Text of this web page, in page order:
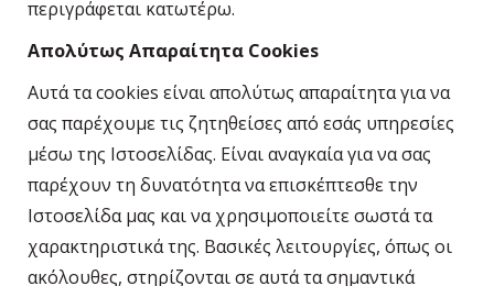
περιγράφεται κατωτέρω.
Απολύτως Απαραίτητα Cookies
Αυτά τα cookies είναι απολύτως απαραίτητα για να
σας παρέχουμε τις ζητηθείσες από εσάς υπηρεσίες
μέσω της Ιστοσελίδας. Είναι αναγκαία για να σας
παρέχουν τη δυνατότητα να επισκέπτεσθε την
Ιστοσελίδα μας και να χρησιμοποιείτε σωστά τα
χαρακτηριστικά της. Βασικές λειτουργίες, όπως οι
ακόλουθες, στηρίζονται σε αυτά τα σημαντικά